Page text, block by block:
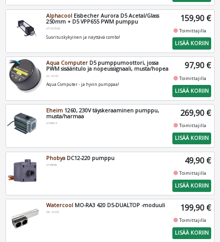
Alphacool Eisbecher Aurora D5 Acetal/Glass
250mm + D5 VPP655 PWM pumppu
AT1023568
Suorituskykyinen ja näyttävä combo!
159,90 €
fiber_manual_recordToimittajilla
LISÄÄ KORIIN
Aqua Computer D5 pumppumoottori, jossa
PWM sisääntulo ja nopeussignaali, musta/hopea
AC-41105
Aqua Computer - ja hyvin pumppaa!
97,90 €
fiber_manual_recordToimittajilla
LISÄÄ KORIIN
Eheim 1260, 230V täyskeraaminen pumppu,
musta/harmaa
AT49014
269,90 €
fiber_manual_recordToimittajilla
LISÄÄ KORIIN
Phobya DC12-220 pumppu
AT49095 49,90 €
fiber_manual_recordToimittajilla
LISÄÄ KORIIN
Watercool MO-RA3 420 D5-DUALTOP -moduuli
WC-31032 199,90 €
fiber_manual_recordToimittajilla
LISÄÄ KORIIN